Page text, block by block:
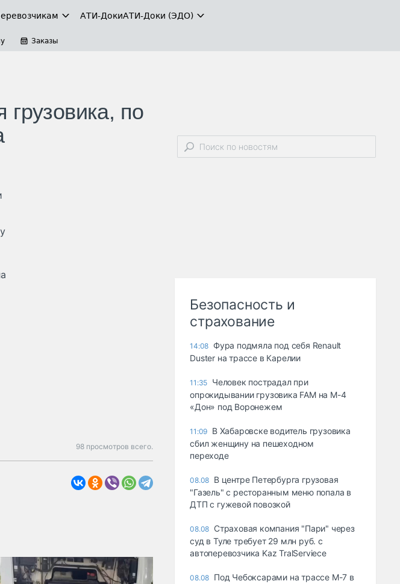
АТИ-ДокиАТИ-Доки (ЭДО)
Заказы
грузовика, по
98 просмотров всего.
Безопасность и
страхование
14:08 Фура подмяла под себя Renault
Duster на трассе в Карелии
11:35 Человек пострадал при
опрокидывании грузовика FAM на М-4
«Дон» под Воронежем
11:09 В Хабаровске водитель грузовика
сбил женщину на пешеходном
переходе
08.08 В центре Петербурга грузовая
"Газель" с ресторанным меню попала в
ДТП с гужевой повозкой
08.08 Страховая компания "Пари" через
суд в Туле требует 29 млн руб. с
автоперевозчика Kaz TralServiece
08.08 Под Чебоксарами на трассе М-7 в